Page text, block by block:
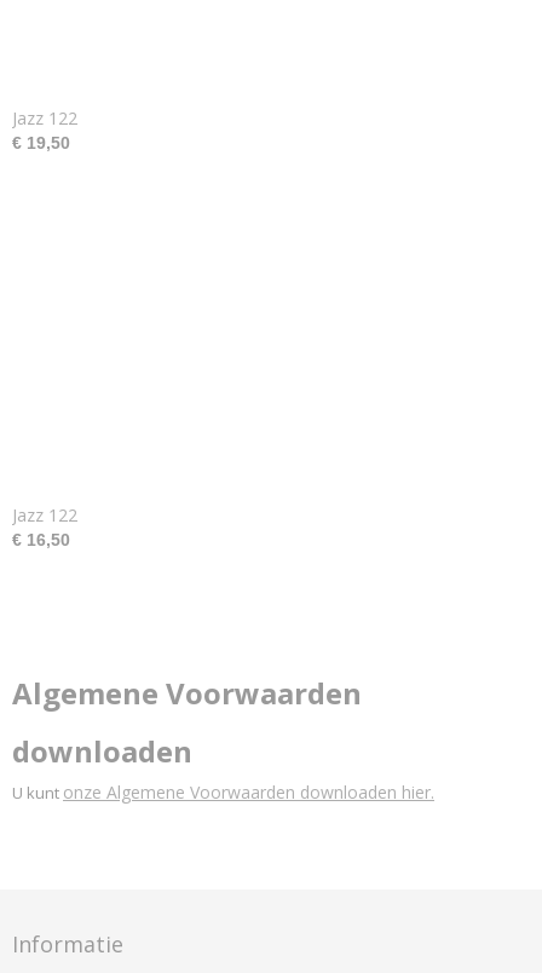
Jazz 122
€ 19,50
Jazz 122
€ 16,50
Algemene Voorwaarden
downloaden
U kunt onze Algemene Voorwaarden downloaden hier.
Informatie